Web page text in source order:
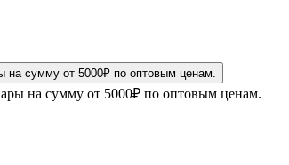
на сумму от 5000₽ по оптовым ценам.